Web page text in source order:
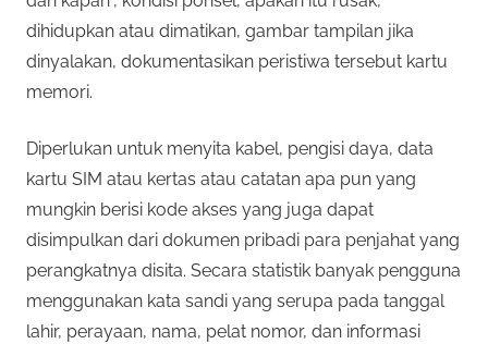
dihidupkan atau dimatikan, gambar tampilan jika
dinyalakan, dokumentasikan peristiwa tersebut kartu
memori.
Diperlukan untuk menyita kabel, pengisi daya, data
kartu SIM atau kertas atau catatan apa pun yang
mungkin berisi kode akses yang juga dapat
disimpulkan dari dokumen pribadi para penjahat yang
perangkatnya disita. Secara statistik banyak pengguna
menggunakan kata sandi yang serupa pada tanggal
lahir, perayaan, nama, pelat nomor, dan informasi